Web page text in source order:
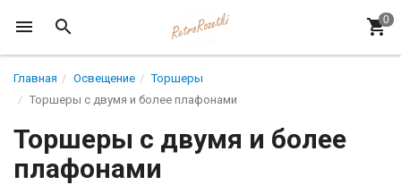
Главная Освещение
Торшеры
Торшеры с двумя и более плафонами
Торшеры с двумя и более
плафонами